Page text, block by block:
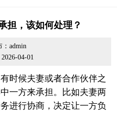
担，该如何处理？
：admin
04-01
时候夫妻或者合作伙伴之
一方来承担。比如夫妻两
进行协商，决定让一方负